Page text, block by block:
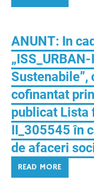
ANUNT: In
Sustenabile”,
cofinantat
publicat Lista
II_305545 în
de afaceri
READ MORE